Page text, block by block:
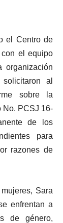
el Centro de
el equipo
organización
al
sobre la
No. PCSJ 16-
de los
para
razones de
Sara
enfrentan a
de género,